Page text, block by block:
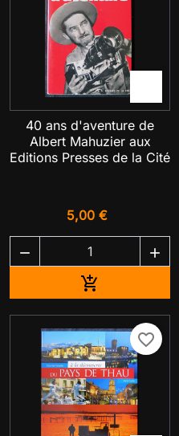
40 ans d'aventure de
Albert Mahuzier aux
Editions Presses de la Cité
5,00 €
 

favorite_border